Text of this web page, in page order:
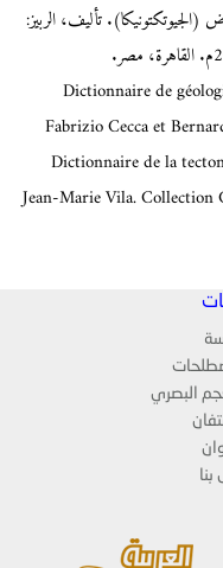
تأليف، الربيز:
Dictionnaire de
Fabrizio Cecca et
Dictionnaire de la
Jean-Marie Vila. Collection
البصري
بنا